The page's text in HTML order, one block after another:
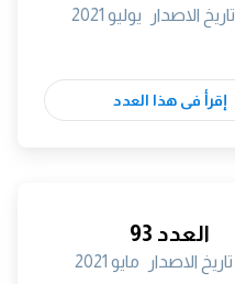
تاريخ الاصدار يوليو 2021
إقرأ فى هذا العدد
العدد 93
تاريخ الاصدار مايو 2021